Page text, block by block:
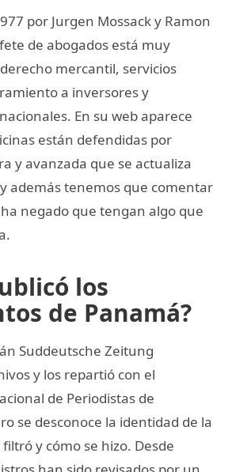
por Jurgen Mossack y Ramon
de abogados está muy
mercantil, servicios
a inversores y
En su web aparece
están defendidas por
y avanzada que se actualiza
además tenemos que comentar
negado que tengan algo que
los
de Panamá?
Suddeutsche Zeitung
y los repartió con el
de Periodistas de
se desconoce la identidad de la
y cómo se hizo. Desde